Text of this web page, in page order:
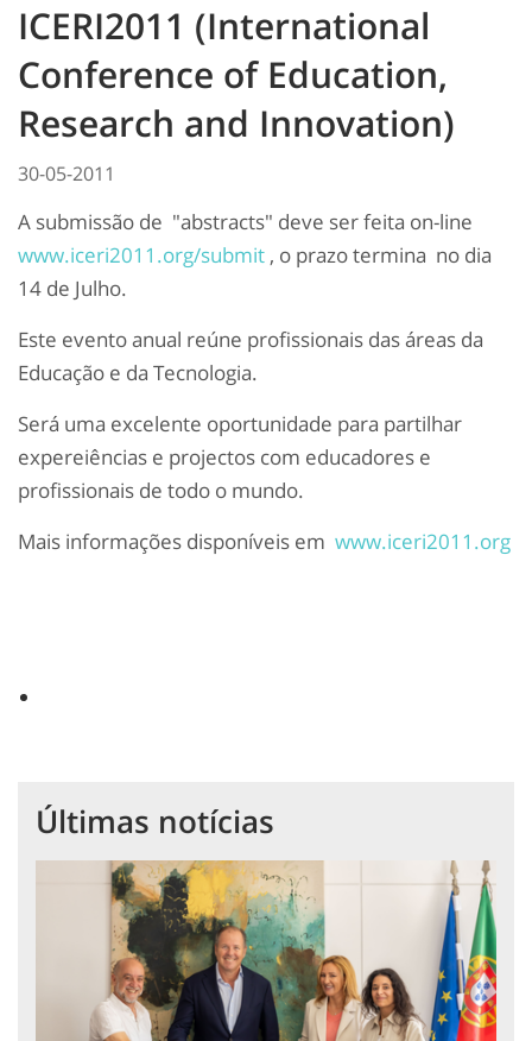
ICERI2011 (International
Conference of Education,
Research and Innovation)
30-05-2011
A submissão de "abstracts" deve ser feita on-line
www.iceri2011.org/submit , o prazo termina no dia
14 de Julho.
Este evento anual reúne profissionais das áreas da
Educação e da Tecnologia.
Será uma excelente oportunidade para partilhar
expereiências e projectos com educadores e
profissionais de todo o mundo.
Mais informações disponíveis em www.iceri2011.org
Últimas notícias